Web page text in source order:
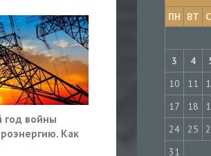
год войны
Как
ПН
ВТ
3
4
10
11
17
18
24
25
31